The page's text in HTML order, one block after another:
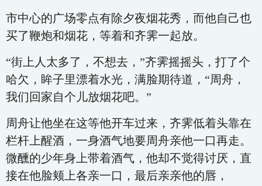
市中心的广场零点有除夕夜烟花秀，而他自己也
买了鞭炮和烟花，等着和齐霁一起放。
“街上人太多了，不想去，”齐霁摇摇头，打了个
哈欠，眸子里漂着水光，满脸期待道，“周舟，
我们回家自个儿放烟花吧。”
周舟让他坐在这等他开车过来，齐霁低着头靠在
栏杆上醒酒，一身酒气地要周舟亲他一口再走。
微醺的少年身上带着酒气，他却不觉得讨厌，直
接在他脸颊上各亲一口，最后亲亲他的唇，